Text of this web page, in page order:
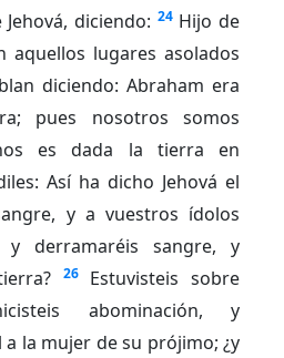
diciendo: 24 Hijo de
lugares asolados
diciendo: Abraham era
pues nosotros somos
es dada la tierra en
Así ha dicho Jehová el
y a vuestros ídolos
y derramaréis sangre, y
26
Estuvisteis sobre
abominación, y
la mujer de su prójimo; ¿y